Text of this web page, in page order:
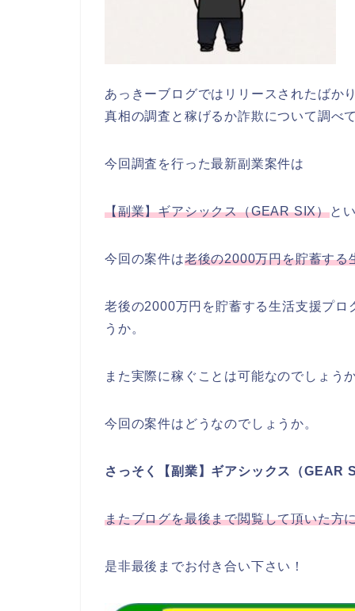
あっきーブログではリリースされたばか
真相の調査と稼げるか詐欺について調べ
今回調査を行った最新副業案件は
【副業】ギアシックス（GEAR SIX）と
今回の案件は老後の2000万円を貯蓄する
老後の2000万円を貯蓄する生活支援プ
うか。
また実際に稼ぐことは可能なのでしょう
今回の案件はどうなのでしょうか。
さっそく【副業】ギアシックス（GEAR
またブログを最後まで閲覧して頂いた方
是非最後までお付き合い下さい！